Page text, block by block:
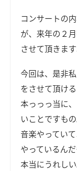
コンサートの
が、来年の２
させて頂きます
今回は、是非
をさせて頂け
本っっっ当に
いことですも
音楽やってい
やっているんだ
本当にうれしい